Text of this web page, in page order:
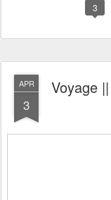
3
APR
3
Voyage